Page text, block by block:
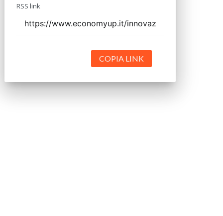
RSS link
COPIA LINK